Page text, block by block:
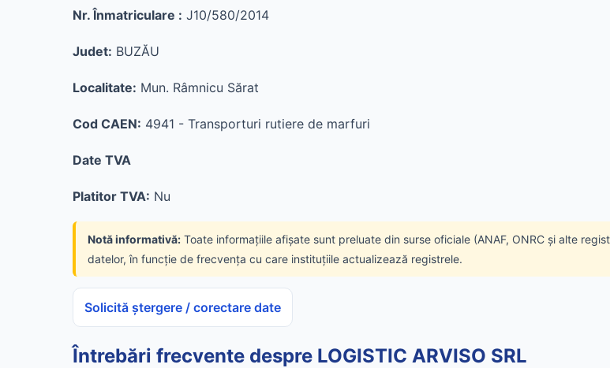
Nr. Înmatriculare : J10/580/2014
Judet: BUZĂU
Localitate: Mun. Râmnicu Sărat
Cod CAEN: 4941 - Transporturi rutiere de marfuri
Date TVA
Platitor TVA: Nu
Notă informativă: Toate informațiile afișate sunt preluate din surse oficiale (ANAF, ONRC și alte
datelor, în funcție de frecvența cu care instituțiile actualizează registrele.
Solicită ștergere / corectare date
Întrebări frecvente despre LOGISTIC ARVISO SRL